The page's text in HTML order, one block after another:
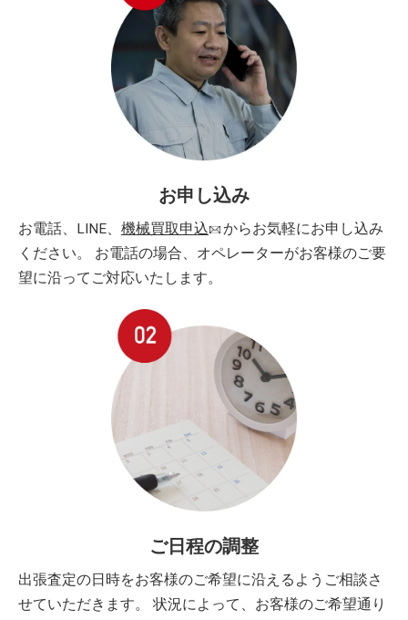
お申し込み
お電話、LINE、 機械買取申込
からお気軽にお申し込み
ください。 お電話の場合、オペレーターがお客様のご要
望に沿ってご対応いたします。
ご日程の調整
出張査定の日時をお客様のご希望に沿えるようご相談さ
せていただきます。 状況によって、お客様のご希望通り